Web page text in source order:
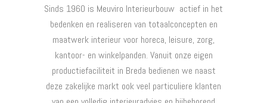
Sinds 1960 is Meuviro Interieurbouw actief in het
bedenken en realiseren van totaalconcepten en
maatwerk interieur voor horeca, leisure, zorg,
kantoor- en winkelpanden. Vanuit onze eigen
productiefaciliteit in Breda bedienen we naast
deze zakelijke markt ook veel particuliere klanten